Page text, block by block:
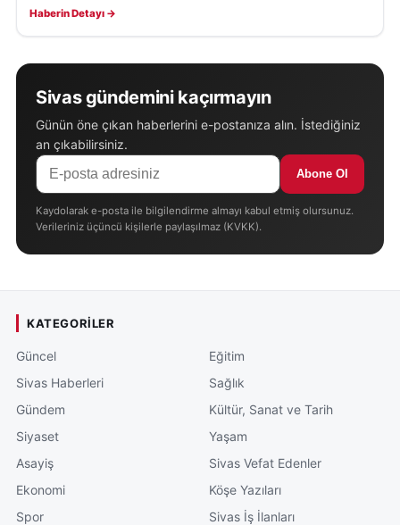
Haberin Detayı →
Sivas gündemini kaçırmayın
Günün öne çıkan haberlerini e-postanıza alın. İstediğiniz
an çıkabilirsiniz.
Abone Ol
Kaydolarak e-posta ile bilgilendirme almayı kabul etmiş olursunuz.
Verileriniz üçüncü kişilerle paylaşılmaz (KVKK).
KATEGORILER
Güncel
Sivas Haberleri
Gündem
Siyaset
Asayiş
Ekonomi
Spor
Eğitim
Sağlık
Kültür, Sanat ve Tarih
Yaşam
Sivas Vefat Edenler
Köşe Yazıları
Sivas İş İlanları